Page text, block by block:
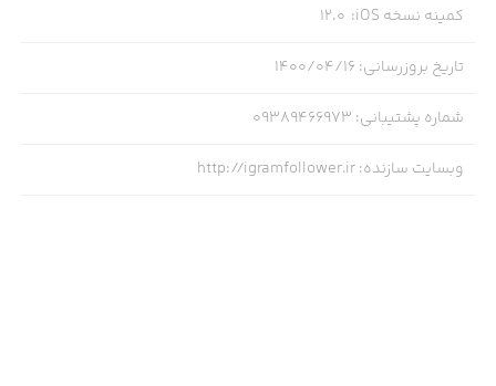
کمینه نسخه iOS :
12.0
تاریخ بروزرسانی: ۱۴۰۰/۰۴/۱۶
شماره پشتیبانی:
09389466973
وبسایت سازنده:
http://igramfollower.ir